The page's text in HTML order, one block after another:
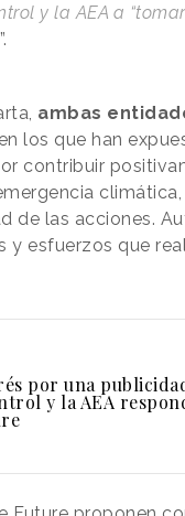
y la AEA a
”.
ambas
en los que han
contribuir
de las acciones.
y esfuerzos que
por una
y la AEA